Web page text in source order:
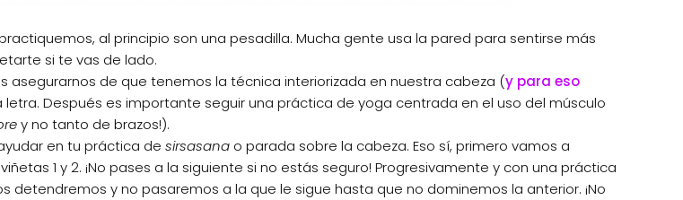
al principio son una pesadilla. Mucha gente usa la pared para sentirse más
si te vas de lado.
asegurarnos de que tenemos la técnica interiorizada en nuestra cabeza (y para eso
letra. Después es importante seguir una práctica de yoga centrada en el uso del músculo
y no tanto de brazos!).
en tu práctica desirsasana o parada sobre la cabeza. Eso sí, primero vamos a
1 y 2. ¡No pases a la siguiente si no estás seguro! Progresivamente y con una práctica
y no pasaremos a la que le sigue hasta que no dominemos la anterior. ¡No